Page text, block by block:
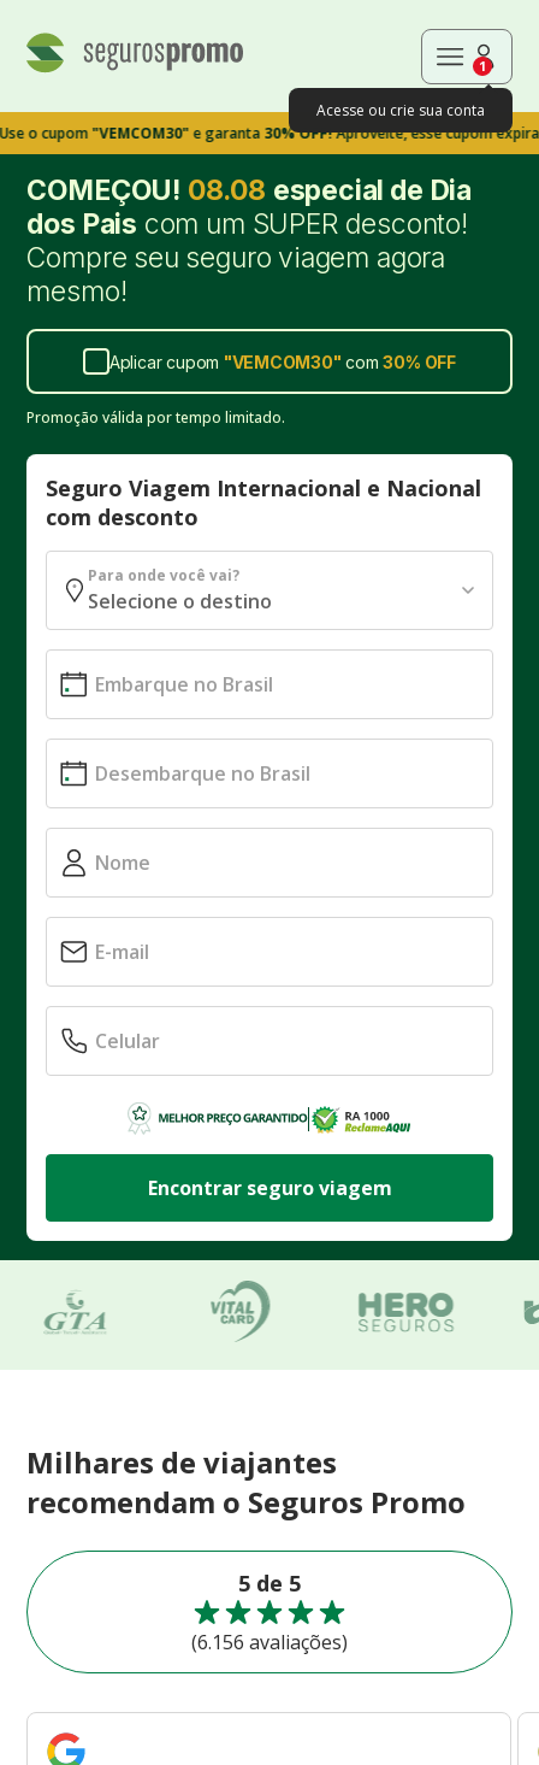
1
Acesse ou crie sua conta
"VEMCOM30"e garanta30% OFF!Aproveite, esse cupom expira em
COMEÇOU! 08.08 especial de Dia
dos Pais com um SUPER desconto!
Compre seu seguro viagem agora
mesmo!
Aplicar cupom "VEMCOM30" com30% OFF
Promoção válida por tempo limitado.
Seguro Viagem Internacional e Nacional
com desconto
Para onde você vai?
Encontrar seguro viagem
Milhares de viajantes
recomendam o Seguros Promo
5 de 5
(6.156 avaliações)